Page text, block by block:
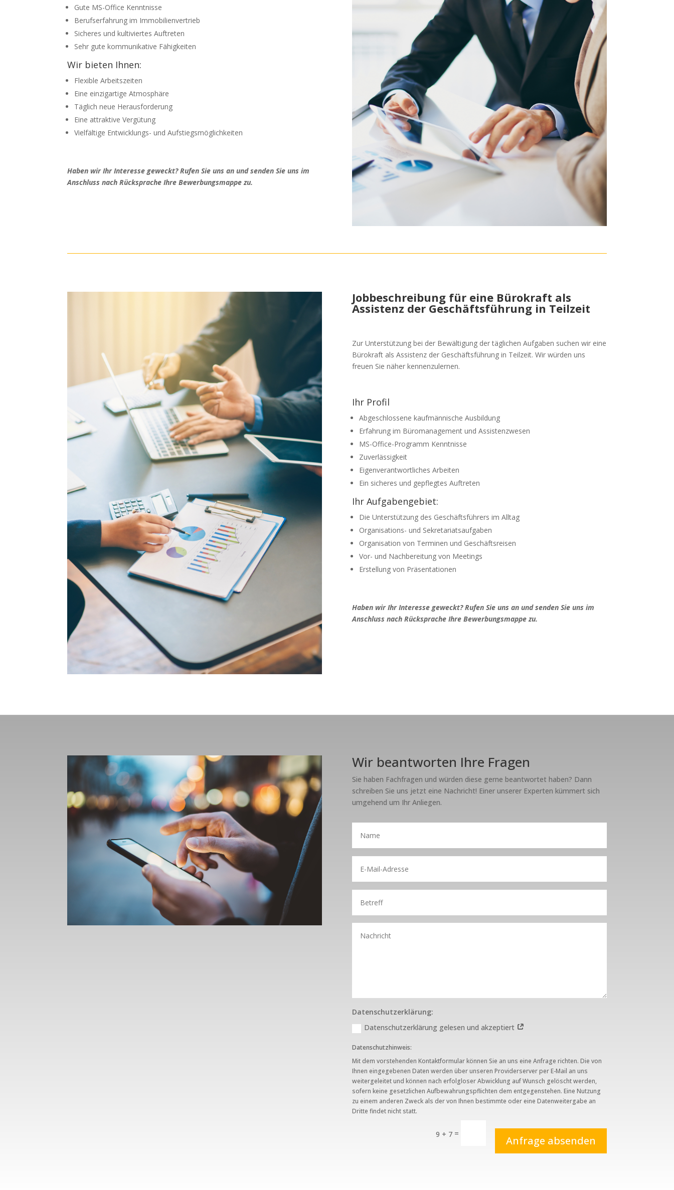
Gute MS-Office Kenntnisse
Berufserfahrung im Immobilienvertrieb
Sicheres und kultiviertes Auftreten
Sehr gute kommunikative Fähigkeiten
Wir bieten Ihnen:
Flexible Arbeitszeiten
Eine einzigartige Atmosphäre
Täglich neue Herausforderung
Eine attraktive Vergütung
Vielfältige Entwicklungs- und Aufstiegsmöglichkeiten
Haben wir Ihr Interesse geweckt? Rufen Sie uns an und senden Sie uns im
Anschluss nach Rücksprache Ihre Bewerbungsmappe zu.
Jobbeschreibung für eine Bürokraft als
Assistenz der Geschäftsführung in Teilzeit
Zur Unterstützung bei der Bewältigung der täglichen Aufgaben suchen wir eine
Bürokraft als Assistenz der Geschäftsführung in Teilzeit. Wir würden uns
freuen Sie näher kennenzulernen.
Ihr Profil
Abgeschlossene kaufmännische Ausbildung
Erfahrung im Büromanagement und Assistenzwesen
MS-Office-Programm Kenntnisse
Zuverlässigkeit
Eigenverantwortliches Arbeiten
Ein sicheres und gepflegtes Auftreten
Ihr Aufgabengebiet:
Die Unterstützung des Geschäftsführers im Alltag
Organisations- und Sekretariatsaufgaben
Organisation von Terminen und Geschäftsreisen
Vor- und Nachbereitung von Meetings
Erstellung von Präsentationen
Haben wir Ihr Interesse geweckt? Rufen Sie uns an und senden Sie uns im
Anschluss nach Rücksprache Ihre Bewerbungsmappe zu.
Wir beantworten Ihre Fragen
Sie haben Fachfragen und würden diese gerne beantwortet haben? Dann
schreiben Sie uns jetzt eine Nachricht! Einer unserer Experten kümmert sich
umgehend um Ihr Anliegen.
Datenschutzerklärung:
Datenschutzerklärung gelesen und akzeptiert
Datenschutzhinweis:
Mit dem vorstehenden Kontaktformular können Sie an uns eine Anfrage richten. Die von
Ihnen eingegebenen Daten werden über unseren Providerserver per E-Mail an uns
weitergeleitet und können nach erfolgloser Abwicklung auf Wunsch gelöscht werden,
sofern keine gesetzlichen Aufbewahrungspflichten dem entgegenstehen. Eine Nutzung
zu einem anderen Zweck als der von Ihnen bestimmte oder eine Datenweitergabe an
Dritte findet nicht statt.
9 + 7=
Anfrage absenden